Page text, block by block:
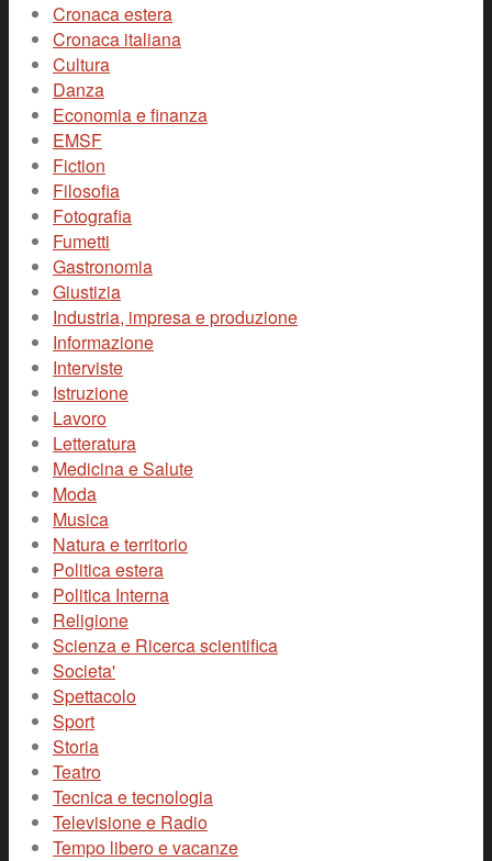
Cronaca estera
Cronaca italiana
Cultura
Danza
Economia e finanza
EMSF
Fiction
Filosofia
Fotografia
Fumetti
Gastronomia
Giustizia
Industria, impresa e produzione
Informazione
Interviste
Istruzione
Lavoro
Letteratura
Medicina e Salute
Moda
Musica
Natura e territorio
Politica estera
Politica Interna
Religione
Scienza e Ricerca scientifica
Societa'
Spettacolo
Sport
Storia
Teatro
Tecnica e tecnologia
Televisione e Radio
Tempo libero e vacanze